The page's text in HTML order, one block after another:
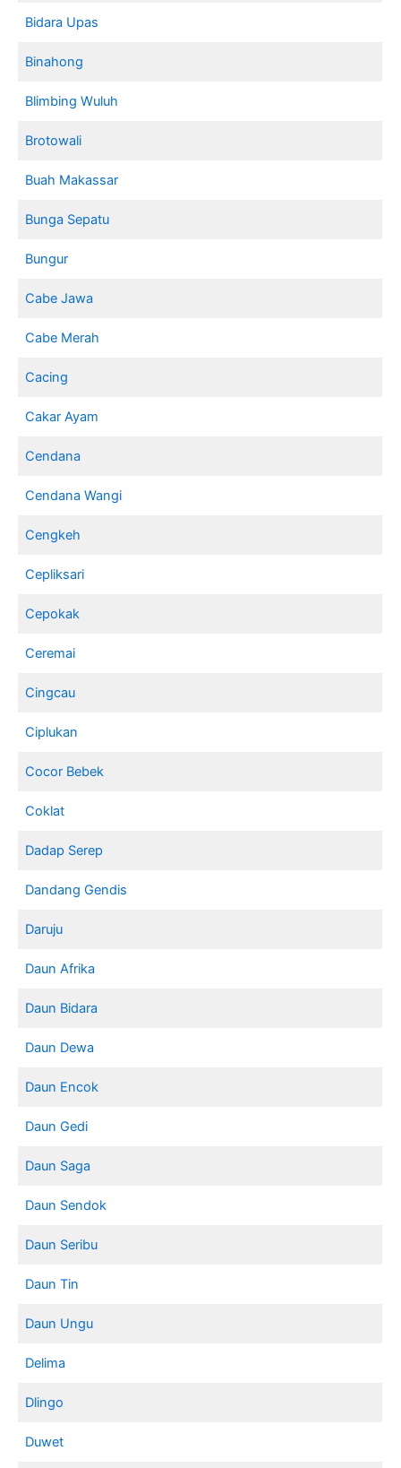
Bidara Upas
Binahong
Blimbing Wuluh
Brotowali
Buah Makassar
Bunga Sepatu
Bungur
Cabe Jawa
Cabe Merah
Cacing
Cakar Ayam
Cendana
Cendana Wangi
Cengkeh
Cepliksari
Cepokak
Ceremai
Cingcau
Ciplukan
Cocor Bebek
Coklat
Dadap Serep
Dandang Gendis
Daruju
Daun Afrika
Daun Bidara
Daun Dewa
Daun Encok
Daun Gedi
Daun Saga
Daun Sendok
Daun Seribu
Daun Tin
Daun Ungu
Delima
Dlingo
Duwet